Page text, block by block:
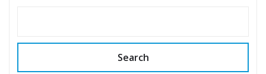
Search